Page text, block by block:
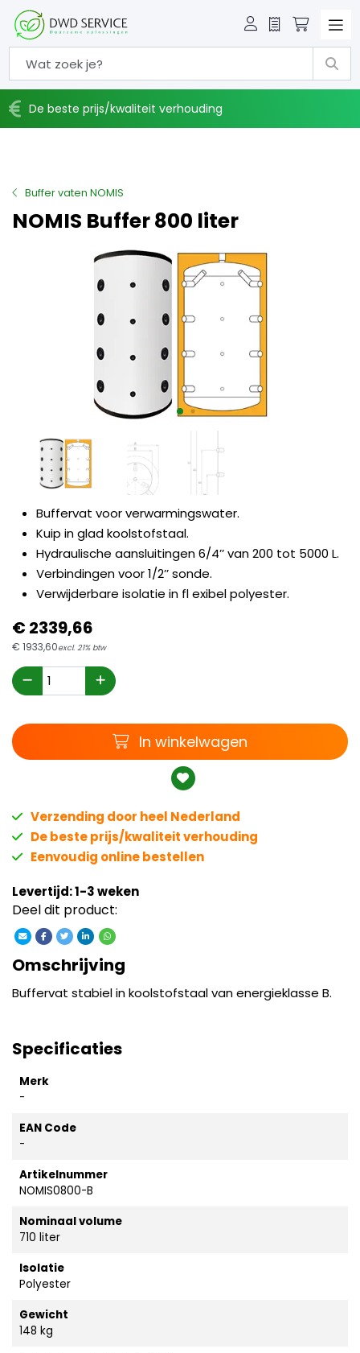
Offerte
De beste prijs/kwaliteit verhouding
Buffer vaten NOMIS
NOMIS Buffer 800 liter
Buffervat voor verwarmingswater.
Kuip in glad koolstofstaal.
Hydraulische aansluitingen 6/4’’ van 200 tot 5000 L.
Verbindingen voor 1/2’’ sonde.
Verwijderbare isolatie in fl exibel polyester.
€2339,66
€ 1933,60excl. 21% btw
Winkelwagen
In winkelwagen
Verzending door heel Nederland
De beste prijs/kwaliteit verhouding
Eenvoudig online bestellen
Levertijd: 1-3 weken
Deel dit product:
Omschrijving
Buffervat stabiel in koolstofstaal van energieklasse B.
Specificaties
Merk
-
EAN Code
-
Artikelnummer
NOMIS0800-B
Nominaal volume
710 liter
Isolatie
Polyester
Gewicht
148 kg